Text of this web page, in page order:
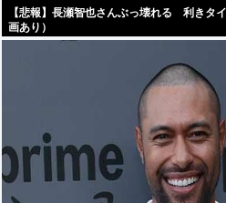
【悲報】長瀬智也さんぶっ壊れる 利きタ
画あり）